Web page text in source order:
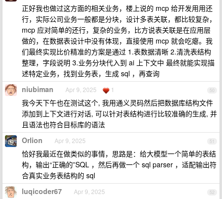
正好我也做过这方面的相关业务，楼上说的 mcp 给开发用用还
行，实际公司业务一般都是分块，设计多表关联，都比较复杂，
mcp 应对简单的还行，复杂的业务，比方说表关联是在应用层
做的，在数据表设计中没有体现，直接使用 mcp 就会吃瘪。我
们最终实现比价精准的方案是通过 1.表数据清晰 2.清洗表结构
整理，字段说明 3.业务分块代入到 ai 上下文中 最终就能实现描
述特定业务，找到业务表，生成 sql ，再查询
50
niubiman Apr 9, 2025 1
我今天下午也在测试这个, 我用通义灵码然后把数据库结构文件
添加到上下文进行对话, 可以针对表结构进行比较准确的生成, 并
且语法也符合目标库的语法
51
Orlion Apr 9, 2025
恰好我最近在做类似的事情，思路是：给大模型一个简单的表结
构，输出“正确的”SQL ，然后再做一个 sql parser ，适配输出符
合真实业务表结构的 sql
52
luqicoder67 Apr 9, 2025